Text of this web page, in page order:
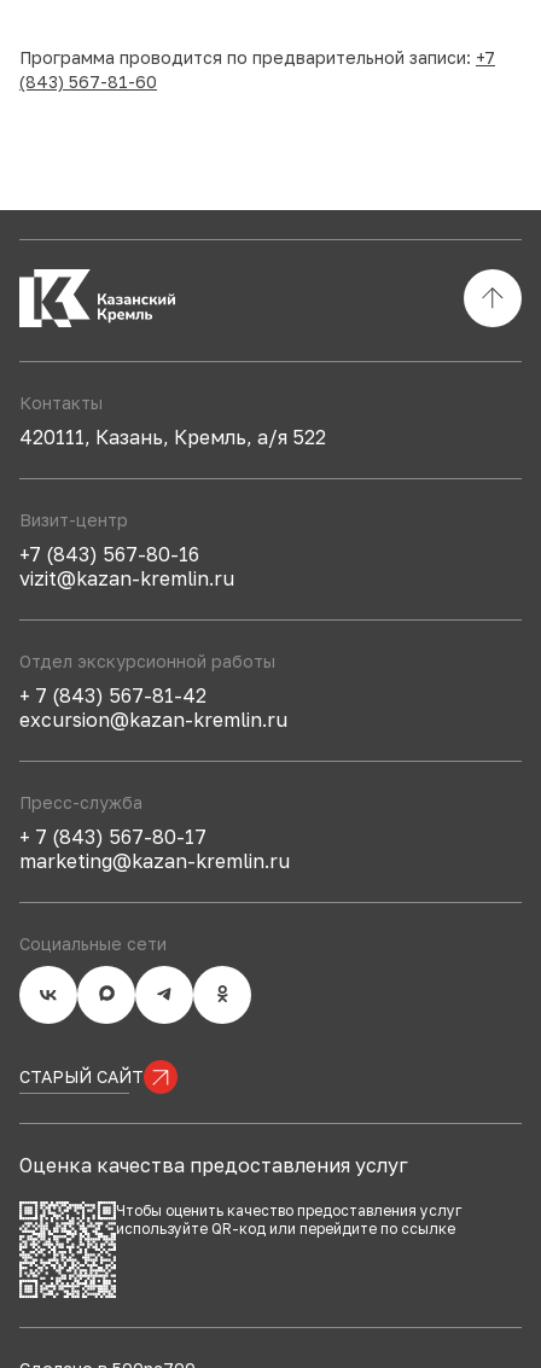
Программа проводится по предварительной записи: +7
(843) 567-81-60
Контакты
420111, Казань, Кремль, а/я 522
Визит-центр
+7 (843) 567-80-16
vizit@kazan-kremlin.ru
Отдел экскурсионной работы
+ 7 (843) 567-81-42
excursion@kazan-kremlin.ru
Пресс-служба
+ 7 (843) 567-80-17
marketing@kazan-kremlin.ru
Социальные сети
СТАРЫЙ САЙТ
Оценка качества предоставления услуг
Чтобы оценить качество предоставления услуг
используйте QR-код или перейдите по ссылке